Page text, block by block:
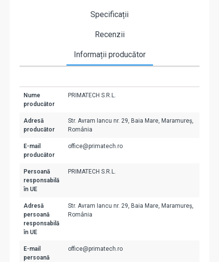
Specificații
Recenzii
Informații producător
Nume
producător
PRIMATECH S.R.L.
Adresă
producător
Str. Avram Iancu nr. 29, Baia Mare, Maramureș,
România
E-mail
producător
office@primatech.ro
Persoană
responsabilă
în UE
PRIMATECH S.R.L.
Adresă
persoană
responsabilă
în UE
Str. Avram Iancu nr. 29, Baia Mare, Maramureș,
România
E-mail
persoană
office@primatech.ro